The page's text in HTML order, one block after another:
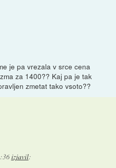
je pa vrezala v srce cena
za 1400?? Kaj pa je tak
zmetat tako vsoto??
izjavil: